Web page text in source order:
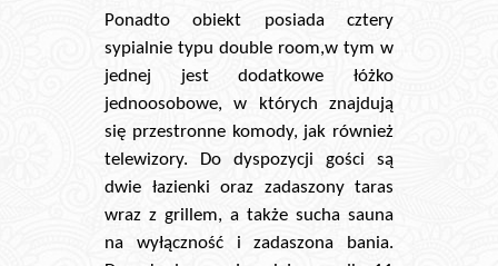
Ponadto obiekt posiada cztery
sypialnie typu double room,w tym w
jednej jest dodatkowe łóżko
jednoosobowe, w których znajdują
się przestronne komody, jak również
telewizory. Do dyspozycji gości są
dwie łazienki oraz zadaszony taras
wraz z grillem, a także sucha sauna
na wyłączność i zadaszona bania.